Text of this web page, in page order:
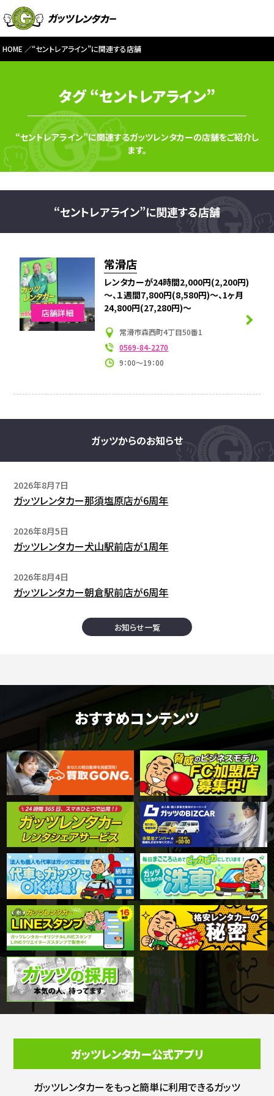
HOME “セントレアライン”に関連する店舗
タグ “セントレアライン”
“セントレアライン”に関連するガッツレンタカーの店舗をご紹介し
ます。
“セントレアライン”に関連する店舗
常滑店
レンタカーが24時間2,000円(2,200円)
～、１週間7,800円(8,580円)～、1ヶ月
24,800円(27,280円)～
常滑市森西町4丁目50番1
0569-84-2270
9：00～19：00
店舗詳細
ガッツからのお知らせ
2026年8月7日
ガッツレンタカー那須塩原店が6周年
2026年8月5日
ガッツレンタカー犬山駅前店が1周年
2026年8月4日
ガッツレンタカー朝倉駅前店が6周年
お知らせ一覧
おすすめコンテンツ
ガッツレンタカー公式アプリ
ガッツレンタカーをもっと簡単に利用できるガッツ